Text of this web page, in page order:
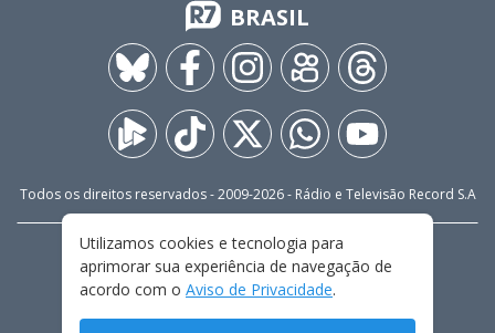
BRASIL
Todos os direitos reservados - 2009-2026- Rádio e Televisão Record S.A
FALE CONOSCO
PRIVACIDADE
TERMOS E CONDIÇÕES DE USO
Utilizamos cookies e tecnologia para
aprimorar sua experiência de navegação de
acordo com o Aviso de Privacidade.